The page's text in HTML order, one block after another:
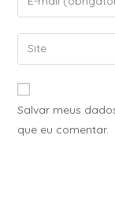
Salvar meus
que eu comentar.